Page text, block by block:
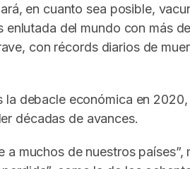
en cuanto sea posible,
enlutada del mundo con más
con récords diarios de
la debacle económica en
décadas de avances.
muchos de nuestros países”,